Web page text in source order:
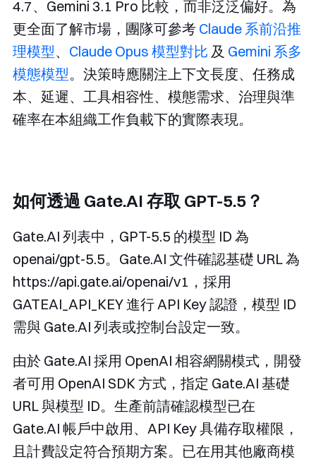
4.7、Gemini 3.1 Pro 比較，而非泛泛偏好。為
更全面了解市場，團隊可參考 Claude 系前沿推
理模型、 Claude Opus 模型對比 及 Gemini 系多
模態模型。決策時應關注上下文長度、任務成
本、延遲、工具相容性、模態需求、治理與準
確率在本組織工作負載下的實際表現。
如何透過 Gate.AI 存取 GPT-5.5？
Gate.AI 列表中，GPT-5.5 的模型 ID 為
openai/gpt-5.5。Gate.AI 文件確認基礎 URL 為
https://api.gate.ai/openai/v1 ，採用
GATEAI_API_KEY進行 API Key 認證，模型 ID
需與 Gate.AI 列表或控制台設定一致。
由於 Gate.AI 採用 OpenAI 相容網關模式，開發
者可用 OpenAI SDK 方式，指定 Gate.AI 基礎
URL 與模型 ID。生產前請確認模型已在
Gate.AI 帳戶中啟用、API Key 具備存取權限，
且計費設定符合預期方案。已在用其他廠商模